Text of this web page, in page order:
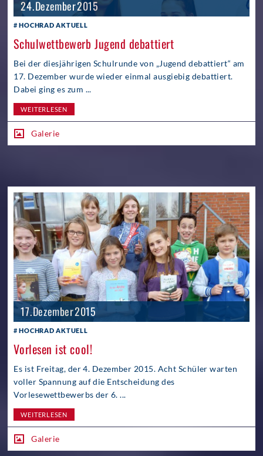
24. Dezember 2015
HOCHRAD AKTUELL
Schulwettbewerb Jugend debattiert
Bei der diesjährigen Schulrunde von „Jugend debattiert“ am
17. Dezember wurde wieder einmal ausgiebig debattiert.
Dabei ging es zum ...
WEITERLESEN
Galerie
17. Dezember 2015
HOCHRAD AKTUELL
Vorlesen ist cool!
Es ist Freitag, der 4. Dezember 2015. Acht Schüler warten
voller Spannung auf die Entscheidung des
Vorlesewettbewerbs der 6. ...
WEITERLESEN
Galerie